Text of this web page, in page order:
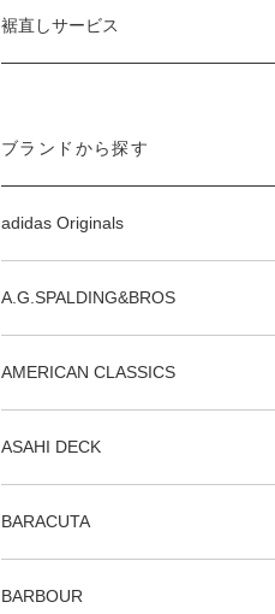
裾直しサービス
ブランドから探す
adidas Originals
A.G.SPALDING&BROS
AMERICAN CLASSICS
ASAHI DECK
BARACUTA
BARBOUR